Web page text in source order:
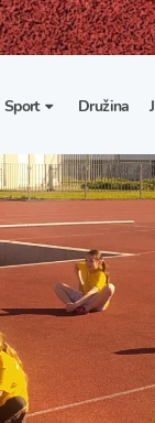
školního roku
plán
Sport
Lyžařské kurzy
Rekordy školy v
výchově
Spolupráce se
kluby
Školní sportovní klub
Tělesná výchova a
Družina